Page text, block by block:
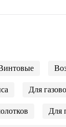
Для
Для